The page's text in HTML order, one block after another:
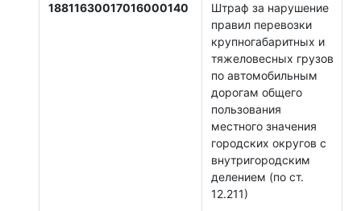
18811630017016000140
Штраф за нарушение
правил перевозки
крупногабаритных и
тяжеловесных грузов
по автомобильным
дорогам общего
пользования
местного значения
городских округов с
внутригородским
делением (по ст.
12.211)